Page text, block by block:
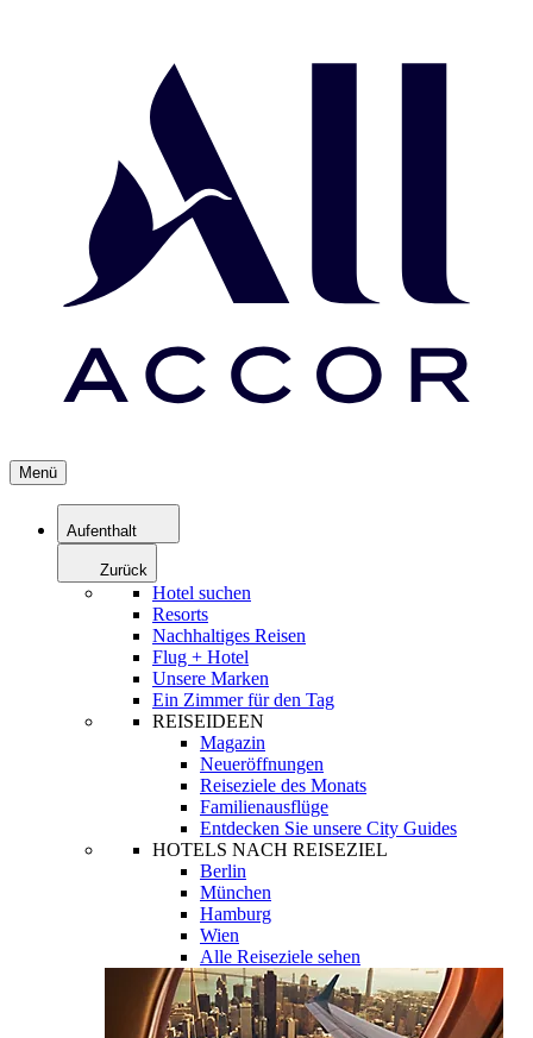
Menü
Aufenthalt
Zurück
Hotel suchen
Resorts
Nachhaltiges Reisen
Flug + Hotel
Unsere Marken
Ein Zimmer für den Tag
REISEIDEEN
Magazin
Neueröffnungen
Reiseziele des Monats
Familienausflüge
Entdecken Sie unsere City Guides
HOTELS NACH REISEZIEL
Berlin
München
Hamburg
Wien
Alle Reiseziele sehen